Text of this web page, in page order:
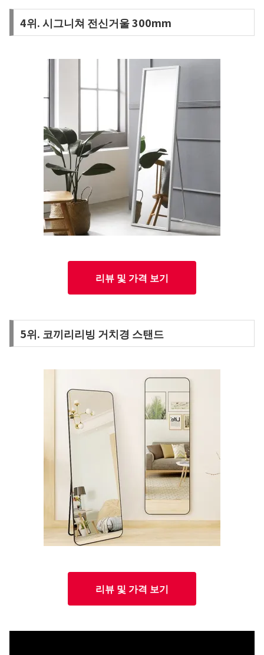
4위. 시그니쳐 전신거울 300mm
리뷰 및 가격 보기
5위. 코끼리리빙 거치경 스탠드
리뷰 및 가격 보기